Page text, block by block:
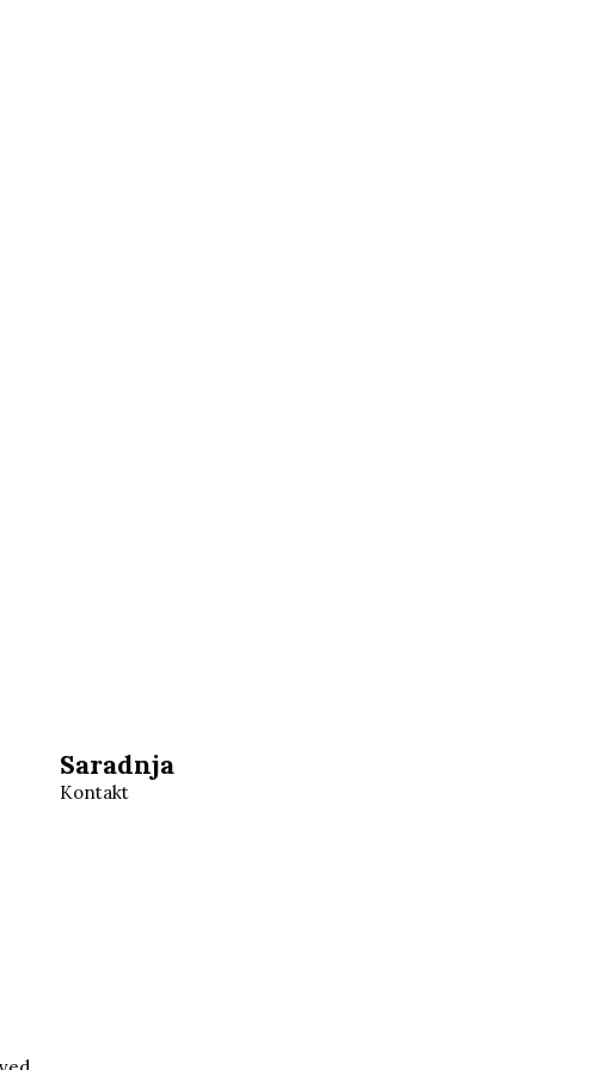
Saradnja
Kontakt